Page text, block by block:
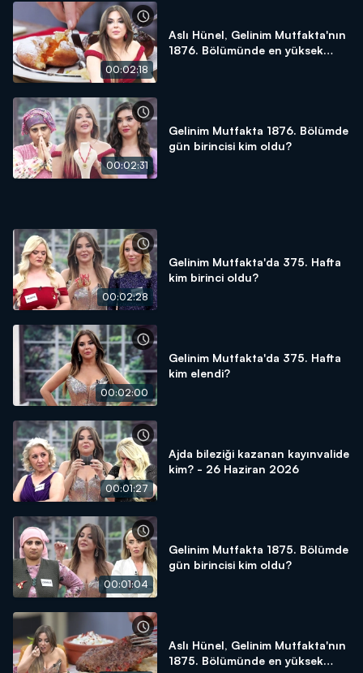
00:02:18
Aslı Hünel, Gelinim Mutfakta'nın
1876. Bölümünde en yüksek
00:02:31
Gelinim Mutfakta 1876. Bölümde
gün birincisi kim oldu?
00:02:28
Gelinim Mutfakta'da 375. Hafta
kim birinci oldu?
00:02:00
Gelinim Mutfakta'da 375. Hafta
kim elendi?
00:01:27
Ajda bileziği kazanan kayınvalide
kim? - 26 Haziran 2026
00:01:04
Gelinim Mutfakta 1875. Bölümde
gün birincisi kim oldu?
Aslı Hünel, Gelinim Mutfakta'nın
1875. Bölümünde en yüksek